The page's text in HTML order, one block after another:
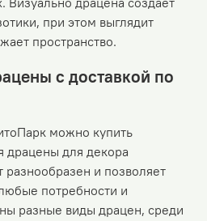
при этом выглядит
пространство.
с доставкой по
можно купить
драцены для декора
разнообразен и позволяет
потребности и
разные виды драцен, среди